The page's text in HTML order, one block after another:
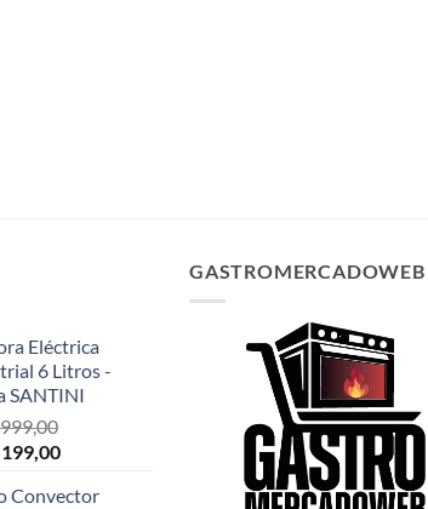
Eléctrica
6 Litros -
SANTINI
El
actual
Convector
GASTROMERCADOWEB